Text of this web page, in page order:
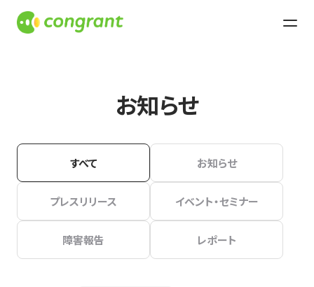
お知らせ
すべて お知らせ
プレスリリース イベント・セミナー
障害報告 レポート